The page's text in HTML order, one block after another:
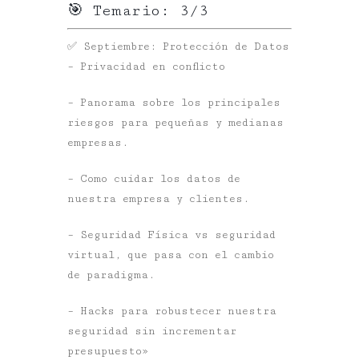
🎯 Temario: 3/3
✅ Septiembre: Protección de Datos
– Privacidad en conflicto
– Panorama sobre los principales
riesgos para pequeñas y medianas
empresas.
– Como cuidar los datos de
nuestra empresa y clientes.
– Seguridad Física vs seguridad
virtual, que pasa con el cambio
de paradigma.
– Hacks para robustecer nuestra
seguridad sin incrementar
presupuesto»